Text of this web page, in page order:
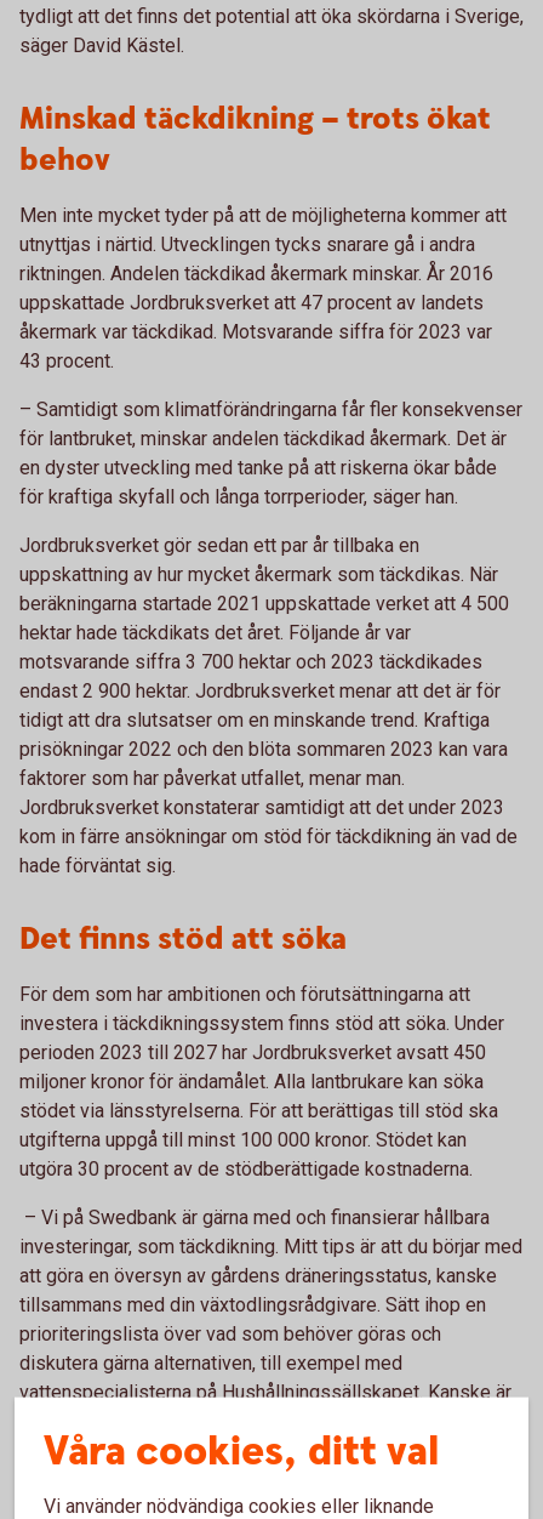
tydligt att det finns det potential att öka skördarna i Sverige,
säger David Kästel.
Minskad täckdikning – trots ökat
behov
Men inte mycket tyder på att de möjligheterna kommer att
utnyttjas i närtid. Utvecklingen tycks snarare gå i andra
riktningen. Andelen täckdikad åkermark minskar. År 2016
uppskattade Jordbruksverket att 47 procent av landets
åkermark var täckdikad. Motsvarande siffra för 2023 var
43 procent.
– Samtidigt som klimatförändringarna får fler konsekvenser
för lantbruket, minskar andelen täckdikad åkermark. Det är
en dyster utveckling med tanke på att riskerna ökar både
för kraftiga skyfall och långa torrperioder, säger han.
Jordbruksverket gör sedan ett par år tillbaka en
uppskattning av hur mycket åkermark som täckdikas. När
beräkningarna startade 2021 uppskattade verket att 4 500
hektar hade täckdikats det året. Följande år var
motsvarande siffra 3 700 hektar och 2023 täckdikades
endast 2 900 hektar. Jordbruksverket menar att det är för
tidigt att dra slutsatser om en minskande trend. Kraftiga
prisökningar 2022 och den blöta sommaren 2023 kan vara
faktorer som har påverkat utfallet, menar man.
Jordbruksverket konstaterar samtidigt att det under 2023
kom in färre ansökningar om stöd för täckdikning än vad de
hade förväntat sig.
Det finns stöd att söka
För dem som har ambitionen och förutsättningarna att
investera i täckdikningssystem finns stöd att söka. Under
perioden 2023 till 2027 har Jordbruksverket avsatt 450
miljoner kronor för ändamålet. Alla lantbrukare kan söka
stödet via länsstyrelserna. För att berättigas till stöd ska
utgifterna uppgå till minst 100 000 kronor. Stödet kan
utgöra 30 procent av de stödberättigade kostnaderna.
– Vi på Swedbank är gärna med och finansierar hållbara
investeringar, som täckdikning. Mitt tips är att du börjar med
att göra en översyn av gårdens dräneringsstatus, kanske
tillsammans med din växtodlingsrådgivare. Sätt ihop en
prioriteringslista över vad som behöver göras och
diskutera gärna alternativen, till exempel med
vattenspecialisterna på Hushållningssällskapet. Kanske är
dika några hektar i taget? Ett bra sätt att slippa dryga
investeringskostnader är förstås också att kontinuerligt
underhålla det dräneringssystem du har,säger David
Våra cookies, ditt val
Vi använder nödvändiga cookies eller liknande